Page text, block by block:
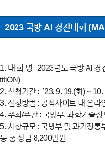
2023 국방 AI 경진대회
1. 대 회 명 : 2023년도 국방 AI
titiON)
2. 신청기간 : ’23. 9. 19.(화) ~ 10.
3. 신청방법 : 공식사이트 내 온라
4. 주최/주관 : 국방부, 과학기술
5. 시상규모 : 국방부 및 과기정통
등 총 상금 8,200만원